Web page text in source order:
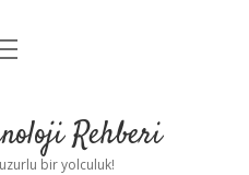
Rehberi
bir yolculuk!